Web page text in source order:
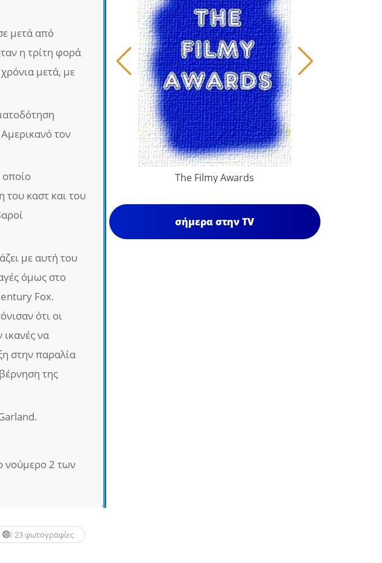
μετά από
η τρίτη φορά
μετά, με
τον
του καστ και του
με αυτή του
όμως στο
Fox.
ότι οι
να
στην παραλία
της
νούμερο 2 των
23 φωτογραφίες
The Filmy Awards
σήμερα στην TV